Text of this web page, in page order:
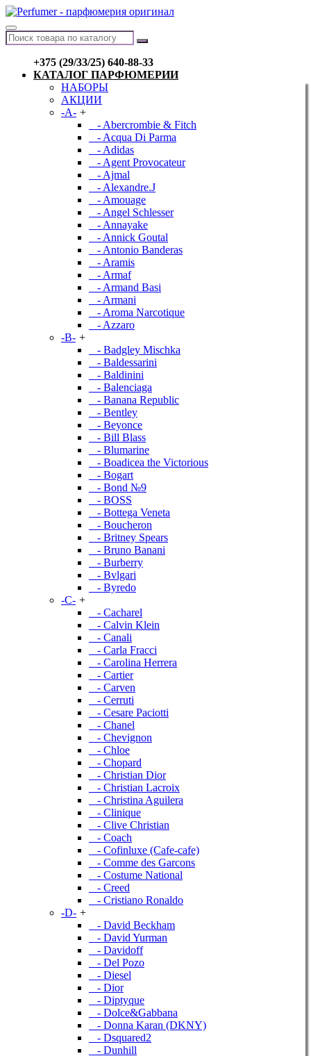
+375 (29/33/25) 640-88-33
КАТАЛОГ ПАРФЮМЕРИИ
НАБОРЫ
АКЦИИ
-A- +
- Abercrombie & Fitch
- Acqua Di Parma
- Adidas
- Agent Provocateur
- Ajmal
- Alexandre.J
- Amouage
- Angel Schlesser
- Annayake
- Annick Goutal
- Antonio Banderas
- Aramis
- Armaf
- Armand Basi
- Armani
- Aroma Narcotique
- Azzaro
-B- +
- Badgley Mischka
- Baldessarini
- Baldinini
- Balenciaga
- Banana Republic
- Bentley
- Beyonce
- Bill Blass
- Blumarine
- Boadicea the Victorious
- Bogart
- Bond №9
- BOSS
- Bottega Veneta
- Boucheron
- Britney Spears
- Bruno Banani
- Burberry
- Bvlgari
- Byredo
-C- +
- Cacharel
- Calvin Klein
- Canali
- Carla Fracci
- Carolina Herrera
- Cartier
- Carven
- Cerruti
- Cesare Paciotti
- Chanel
- Chevignon
- Chloe
- Chopard
- Christian Dior
- Christian Lacroix
- Christina Aguilera
- Clinique
- Clive Christian
- Coach
- Cofinluxe (Cafe-cafe)
- Comme des Garcons
- Costume National
- Creed
- Cristiano Ronaldo
-D- +
- David Beckham
- David Yurman
- Davidoff
- Del Pozo
- Diesel
- Dior
- Diptyque
- Dolce&Gabbana
- Donna Karan (DKNY)
- Dsquared2
- Dunhill